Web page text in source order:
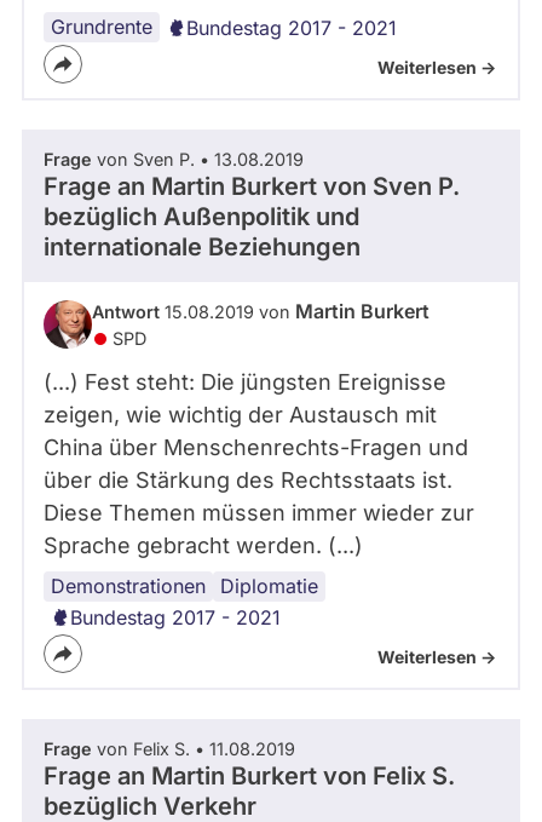
Grundrente Bundestag 2017 - 2021
Weiterlesen ->
Frage von Sven P. • 13.08.2019
Frage an Martin Burkert von Sven P.
bezüglich Außenpolitik und
internationale Beziehungen
Antwort 15.08.2019 von Martin Burkert
SPD
(...) Fest steht: Die jüngsten Ereignisse
zeigen, wie wichtig der Austausch mit
China über Menschenrechts-Fragen und
über die Stärkung des Rechtsstaats ist.
Diese Themen müssen immer wieder zur
Sprache gebracht werden. (...)
Demonstrationen Diplomatie
Internationales
Bundestag 2017 - 2021
Weiterlesen ->
Frage von Felix S. • 11.08.2019
Frage an Martin Burkert von Felix S.
bezüglich Verkehr